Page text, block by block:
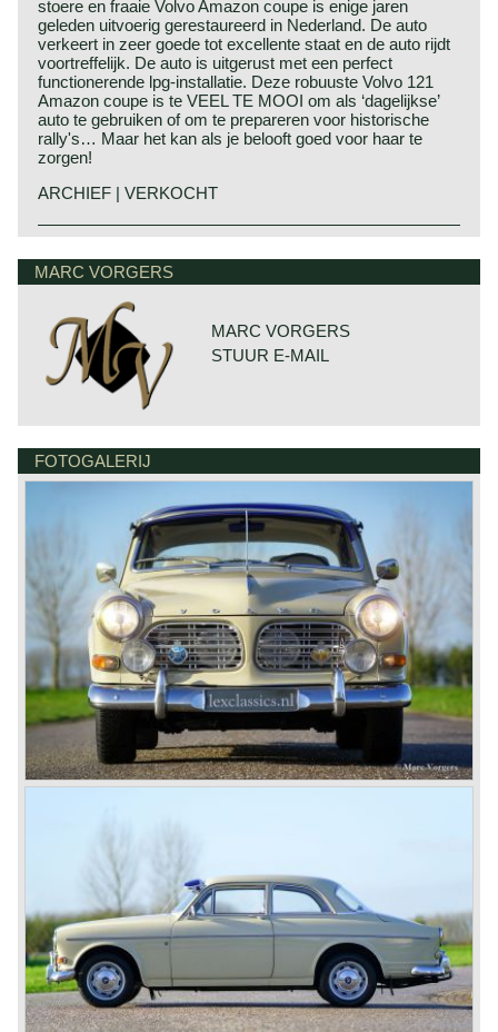
stoere en fraaie Volvo Amazon coupe is enige jaren
geleden uitvoerig gerestaureerd in Nederland. De auto
verkeert in zeer goede tot excellente staat en de auto rijdt
voortreffelijk. De auto is uitgerust met een perfect
functionerende lpg-installatie. Deze robuuste Volvo 121
Amazon coupe is te VEEL TE MOOI om als ‘dagelijkse’
auto te gebruiken of om te prepareren voor historische
rally's… Maar het kan als je belooft goed voor haar te
zorgen!
ARCHIEF | VERKOCHT
MARC VORGERS
MARC VORGERS
STUUR E-MAIL
FOTOGALERIJ